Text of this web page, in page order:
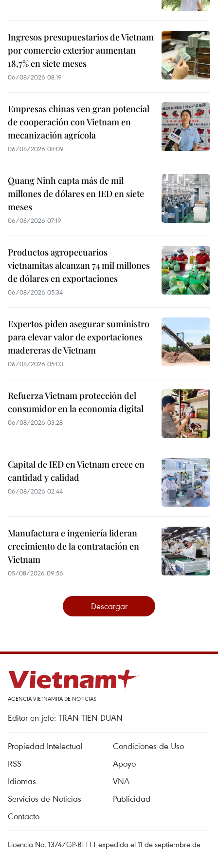
Ingresos presupuestarios de Vietnam
por comercio exterior aumentan
18,7% en siete meses
06/08/2026 08:19
Empresas chinas ven gran potencial
de cooperación con Vietnam en
mecanización agrícola
06/08/2026 08:09
Quang Ninh capta más de mil
millones de dólares en IED en siete
meses
06/08/2026 07:19
Productos agropecuarios
vietnamitas alcanzan 74 mil millones
de dólares en exportaciones
06/08/2026 05:34
Expertos piden asegurar suministro
para elevar valor de exportaciones
madereras de Vietnam
06/08/2026 05:03
Refuerza Vietnam protección del
consumidor en la economía digital
06/08/2026 03:28
Capital de IED en Vietnam crece en
cantidad y calidad
06/08/2026 02:44
Manufactura e ingeniería lideran
crecimiento de la contratación en
Vietnam
05/08/2026 09:56
Descargar
AGENCIA VIETNAMITA DE NOTICIAS
Editor en jefe: TRAN TIEN DUAN
Propiedad Intelectual
Condiciones de Uso
RSS
Apoyo
Idiomas
VNA
Servicios de Noticias
Publicidad
Contacto
Licencia No. 1374/GP-BTTTT expedida el 11 de septiembre de